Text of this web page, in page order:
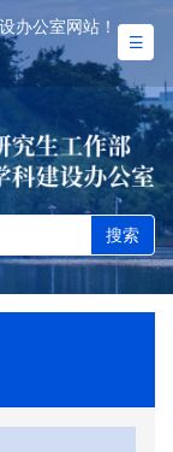
办公室网站！
搜索